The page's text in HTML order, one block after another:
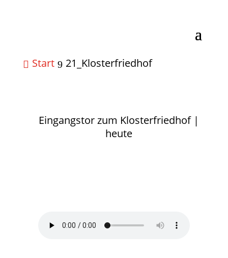
Start 21_Klosterfriedhof
Eingangstor zum Klosterfriedhof |
heute